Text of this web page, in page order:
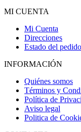
MI CUENTA
Mi Cuenta
Direcciones
Estado del pedido
INFORMACIÓN
Quiénes somos
Términos y
Política de
Aviso legal
Politica de